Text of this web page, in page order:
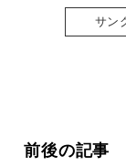
サン
前後の記事